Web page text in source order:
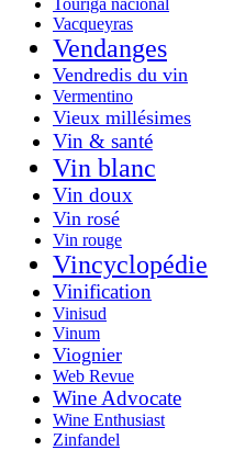
Vacqueyras
Vendanges
Vendredis du vin
Vermentino
Vieux millésimes
Vin & santé
Vin blanc
Vin doux
Vin rosé
Vin rouge
Vincyclopédie
Vinification
Vinisud
Vinum
Viognier
Web Revue
Wine Advocate
Wine Enthusiast
Zinfandel